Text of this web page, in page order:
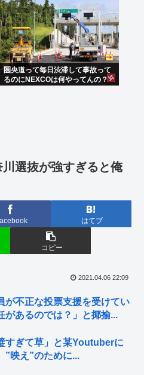
圏央道って毎日渋滞して事故って
るのにNEXCOは何やってんの？
選抜が強すぎると俺
はてブ
コピー
2021.04.06 22:09
が不正な投票支援を受けてい
があるのでは？」と揶揄...
すぎて草」と某Youtuberに
”映え”のために...